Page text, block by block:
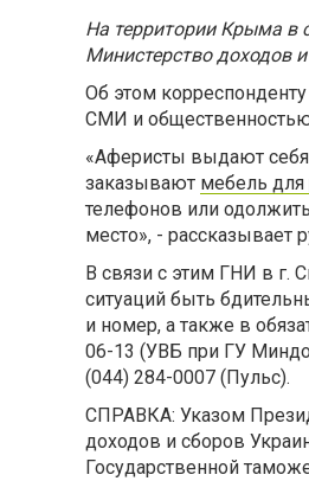
На территории Крыма в
Министерство доходов
Об этом
СМИ и
«Аферисты выдают себя
заказывают мебель для
телефонов или
место», - рассказывает
В связи с этим ГНИ в г.
ситуаций быть
и номер, а также в
06-13 (УВБ при ГУ
(044) 284-0007 (Пульс).
СПРАВКА: Указом
доходов и сборов
Государственной